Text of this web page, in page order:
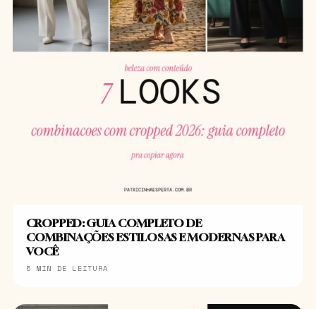
CROPPED: GUIA COMPLETO DE
COMBINAÇÕES ESTILOSAS E MODERNAS PARA
VOCÊ
5 MIN DE LEITURA